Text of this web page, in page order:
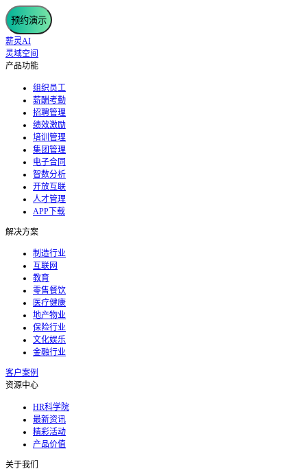
预约演示
薪灵AI
灵域空间
产品功能
组织员工
薪酬考勤
招聘管理
绩效激励
培训管理
集团管理
电子合同
智数分析
开放互联
人才管理
APP下载
解决方案
制造行业
互联网
教育
零售餐饮
医疗健康
地产物业
保险行业
文化娱乐
金融行业
客户案例
资源中心
HR科学院
最新资讯
精彩活动
产品价值
关于我们